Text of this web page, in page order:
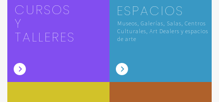
CURSOS
Y
TALLERES
ESPACIOS
Museos, Galerías, Salas, Centros
Culturales, Art Dealers y espacios
de arte